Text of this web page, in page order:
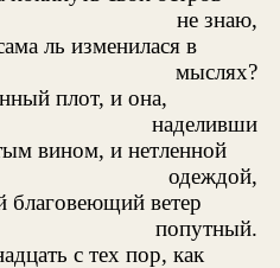
не знаю,
ль изменилася в
мыслях?
плот, и она,
наделивши
вином, и нетленной
одеждой,
благовеющий ветер
попутный.
с тех пор, как